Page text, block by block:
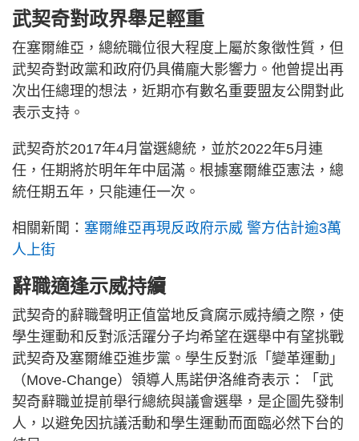
武契奇對政界舉足輕重
在塞爾維亞，總統職位很大程度上屬於象徵性質，但
武契奇對政黨和政府仍具備龐大影響力。他曾提出再
次出任總理的想法，近期亦有數名重要盟友公開對此
表示支持。
武契奇於2017年4月當選總統，並於2022年5月連
任，任期將於明年年中屆滿。根據塞爾維亞憲法，總
統任期五年，只能連任一次。
相關新聞： 塞爾維亞再現反政府示威 警方估計逾3萬
人上街
辭職適逢示威持續
武契奇的辭職聲明正值當地反貪腐示威持續之際，使
學生運動和反對派活躍分子均希望在選舉中有望挑戰
武契奇及塞爾維亞進步黨。學生反對派「變革運動」
（Move-Change）領導人馬諾伊洛維奇表示：「武
契奇辭職並提前舉行總統與議會選舉，是企圖先發制
人，以避免因抗議活動和學生運動而面臨必然下台的